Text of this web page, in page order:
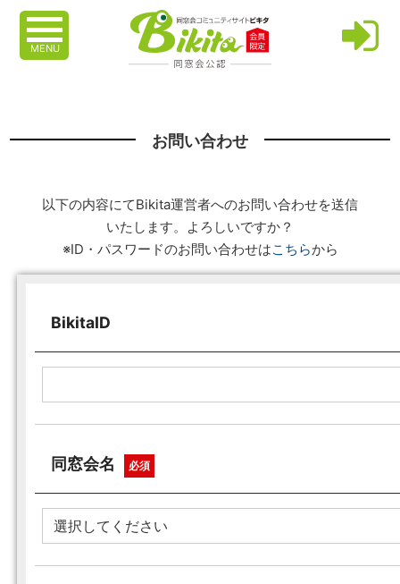
MENU
お問い合わせ
以下の内容にてBikita運営者へのお問い合わせを送信
いたします。よろしいですか？
※ID・パスワードのお問い合わせはこちらから
BikitaID
同窓会名 必須